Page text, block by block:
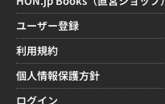
ユーザー登録
利用規約
個人情報保護方針
ログイン